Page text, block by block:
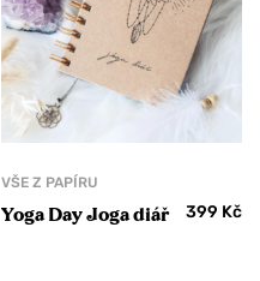
VŠE Z PAPÍRU
Yoga Day Joga diář 399 Kč